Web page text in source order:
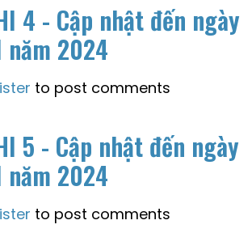
4 - Cập nhật đến ngày
năm 2024
to post comments
5 - Cập nhật đến ngày
năm 2024
to post comments